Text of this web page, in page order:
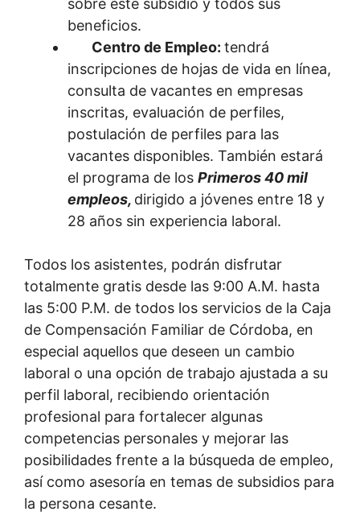
sobre este subsidio y todos sus
beneficios.
Centro de Empleo: tendrá
inscripciones de hojas de vida en línea,
consulta de vacantes en empresas
inscritas, evaluación de perfiles,
postulación de perfiles para las
vacantes disponibles. También estará
el programa de los Primeros 40 mil
empleos, dirigido a jóvenes entre 18 y
28 años sin experiencia laboral.
Todos los asistentes, podrán disfrutar
totalmente gratis desde las 9:00 A.M. hasta
las 5:00 P.M. de todos los servicios de la Caja
de Compensación Familiar de Córdoba, en
especial aquellos que deseen un cambio
laboral o una opción de trabajo ajustada a su
perfil laboral, recibiendo orientación
profesional para fortalecer algunas
competencias personales y mejorar las
posibilidades frente a la búsqueda de empleo,
así como asesoría en temas de subsidios para
la persona cesante.